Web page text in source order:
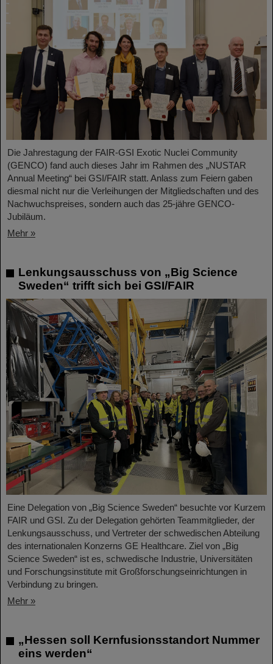
Die Jahrestagung der FAIR-GSI Exotic Nuclei Community
(GENCO) fand auch dieses Jahr im Rahmen des „NUSTAR
Annual Meeting“ bei GSI/FAIR statt. Anlass zum Feiern gaben
diesmal nicht nur die Verleihungen der Mitgliedschaften und des
Nachwuchspreises, sondern auch das 25-jähre GENCO-
Jubiläum.
Mehr »
Lenkungsausschuss von „Big Science
Sweden“ trifft sich bei GSI/FAIR
Eine Delegation von „Big Science Sweden“ besuchte vor Kurzem
FAIR und GSI. Zu der Delegation gehörten Teammitglieder, der
Lenkungsausschuss, und Vertreter der schwedischen Abteilung
des internationalen Konzerns GE Healthcare. Ziel von „Big
Science Sweden“ ist es, schwedische Industrie, Universitäten
und Forschungsinstitute mit Großforschungseinrichtungen in
Verbindung zu bringen.
Mehr »
„Hessen soll Kernfusionsstandort Nummer
eins werden“